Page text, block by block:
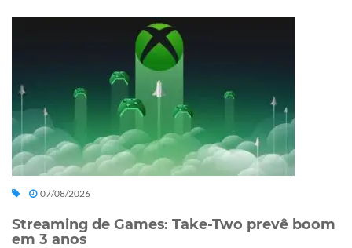
07/08/2026
Streaming de Games: Take-Two prevê boom
em 3 anos